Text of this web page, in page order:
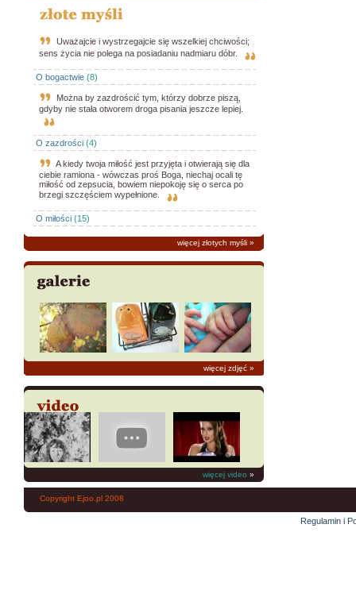
Uważajcie i wystrzegajcie się wszelkiej chciwości;
sens życia nie polega na posiadaniu nadmiaru dóbr.
O bogactwie (8)
Można by zazdrościć tym, którzy dobrze piszą,
gdyby nie stała otworem droga pisania jeszcze lepiej.
O zazdrości (4)
A kiedy twoja miłość jest przyjęta i otwierają się dla
ciebie ramiona - wówczas proś Boga, niechaj ocali tę
miłość od zepsucia, bowiem niepokoję się o serca po
brzegi szczęściem wypełnione.
O miłości (15)
więcej złotych myśli »
więcej zdjęć »
więcej video »
Copyright Ejoo.pl 2008
Regulamin i